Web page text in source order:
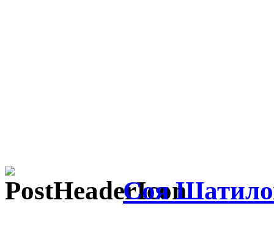
Соя